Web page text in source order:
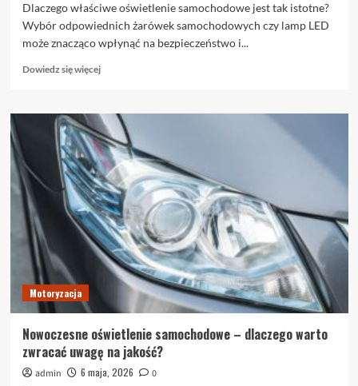
Dlaczego właściwe oświetlenie samochodowe jest tak istotne?
Wybór odpowiednich żarówek samochodowych czy lamp LED
może znacząco wpłynąć na bezpieczeństwo i...
Dowiedz się więcejDowiedz
o
Profesjonalne
oświetlenie
samochodowe
–
jak
wybrać
odpowiednie
produkty?
Motoryzacja
Nowoczesne oświetlenie samochodowe – dlaczego warto
zwracać uwagę na jakość?
admin 6 maja, 2026
0